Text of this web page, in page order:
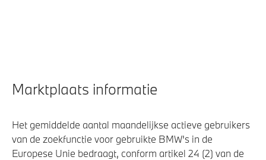
Marktplaats informatie
Het gemiddelde aantal maandelijkse actieve gebruikers
van de zoekfunctie voor gebruikte BMW's in de
Europese Unie bedraagt, conform artikel 24 (2) van de